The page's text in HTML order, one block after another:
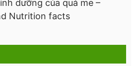
dưỡng của quả me –
Nutrition facts